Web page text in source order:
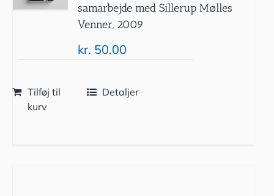
samarbejde med Sillerup Mølles
Venner, 2009
kr. 50.00
Tilføj til
kurv
Detaljer